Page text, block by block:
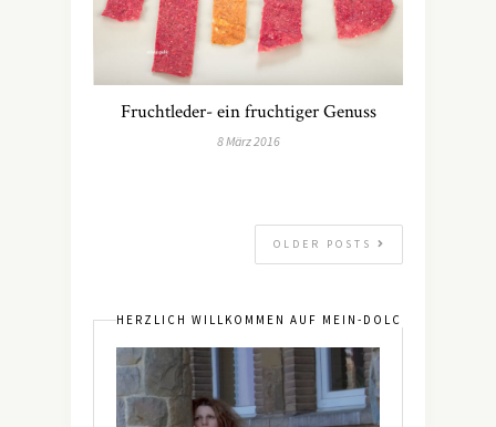
Fruchtleder- ein fruchtiger Genuss
8 März 2016
OLDER POSTS
HERZLICH WILLKOMMEN AUF MEIN-DOLCEVITA.DE